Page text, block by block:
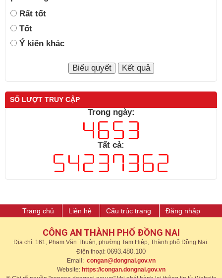
Rất tốt
Tốt
Ý kiến khác
SỐ LƯỢT TRUY CẬP
Trong ngày:
Tất cả:
Trang chủ Liên hệ Cấu trúc trang Đăng nhập
CÔNG AN THÀNH PHỐ ĐỒNG NAI
Địa chỉ: 161, Phạm Văn Thuận, phường Tam Hiệp, Thành phố Đồng Nai.
Điện thoại: 0693.480.100
Email: congan@dongnai.gov.vn
Website: https://congan.dongnai.gov.vn​